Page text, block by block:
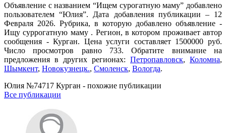
Объявление с названием “Ищем сурогатную маму” добавлено
пользователем “Юлия”. Дата добавления публикации – 12
Февраля 2026. Рубрика, в которую добавлено объявление -
Ищу суррогатную маму . Регион, в котором проживает автор
сообщения - Курган. Цена услуги составляет 1500000 руб.
Число просмотров равно 733. Обратите внимание на
предложения в других регионах: Петропавловск, Коломна,
Шымкент, Новокузнецк., Смоленск, Вологда.
Юлия №74717 Курган - похожие публикации
Все публикации